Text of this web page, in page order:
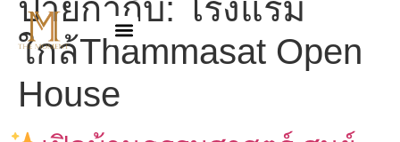
ป้ายกำกับ: โรงแรม
ใกล้Thammasat Open
House